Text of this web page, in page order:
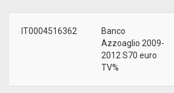
IT0004516362
Banco
Azzoaglio 2009-
2012 S70 euro
TV%